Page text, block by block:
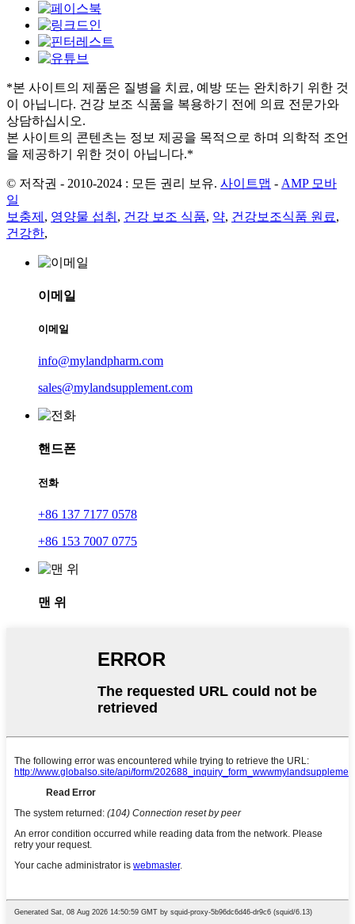
*본 사이트의 제품은 질병을 치료, 예방 또는 완치하기 위한 것
이 아닙니다. 건강 보조 식품을 복용하기 전에 의료 전문가와
상담하십시오.
본 사이트의 콘텐츠는 정보 제공을 목적으로 하며 의학적 조언
을 제공하기 위한 것이 아닙니다.*
© 저작권 - 2010-2024 : 모든 권리 보유. 사이트맵 - AMP 모바
일
보충제 , 영양물 섭취 , 건강 보조 식품, 약, 건강보조식품 원료,
건강한,
이메일
이메일
info@mylandpharm.com
sales@mylandsupplement.com
핸드폰
전화
+86 137 7177 0578
+86 153 7007 0775
맨 위